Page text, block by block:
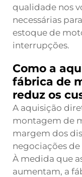
qualidade nos
necessárias
estoque de
interrupções.
Como a
fábrica de
reduz os
A aquisição
montagem de
margem dos
negociações
À medida que
aumentam, a